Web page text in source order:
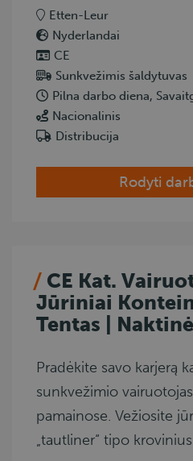
Etten-Leur
Nyderlandai
CE
Sunkvežimis šaldytuvas
Pilna darbo diena,
Nacionalinis
Distribucija
Rodyti
CE Kat.
Jūriniai
Tentas |
Pradėkite savo karjerą
sunkvežimio
pamainose. Vežiosite
„tautliner“ tipo krovinius